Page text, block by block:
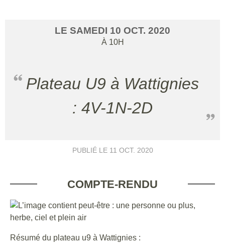
LE SAMEDI 10 OCT. 2020
À 10H
Plateau U9 à Wattignies
: 4V-1N-2D
PUBLIÉ LE 11 OCT. 2020
COMPTE-RENDU
Résumé du plateau u9 à Wattignies :